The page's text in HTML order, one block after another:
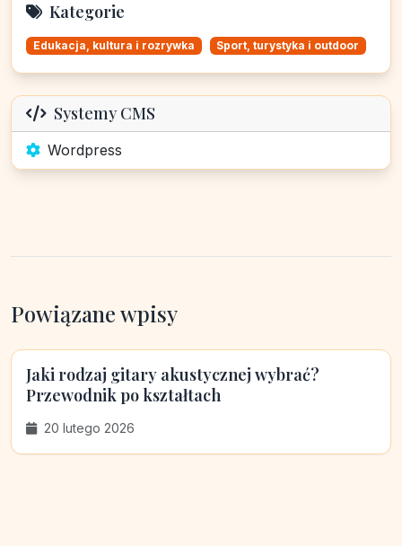
Kategorie
Edukacja, kultura i rozrywka Sport, turystyka i outdoor
Systemy CMS
Wordpress
Powiązane wpisy
Jaki rodzaj gitary akustycznej wybrać?
Przewodnik po kształtach
20 lutego 2026